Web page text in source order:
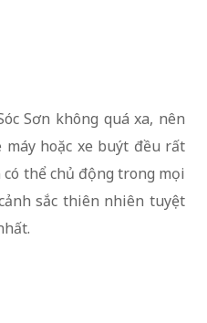
Sơn không quá xa, nên
hoặc xe buýt đều rất
thể chủ động trong mọi
sắc thiên nhiên tuyệt